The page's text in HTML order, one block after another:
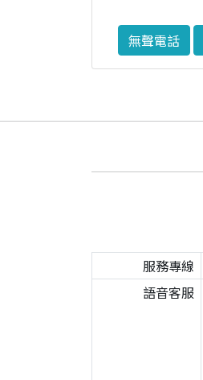
無聲電話
服務專線
語音客服